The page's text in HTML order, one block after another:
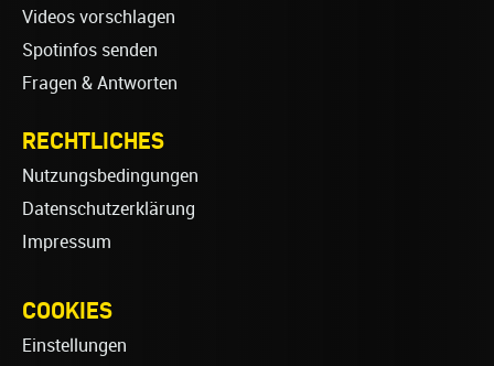
Videos vorschlagen
Spotinfos senden
Fragen & Antworten
RECHTLICHES
Nutzungsbedingungen
Datenschutzerklärung
Impressum
COOKIES
Einstellungen